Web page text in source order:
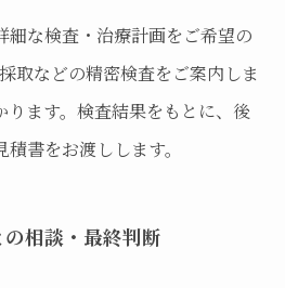
細な検査・治療計画をご希望の
取などの精密検査をご案内しま
ります。検査結果をもとに、後
書をお渡しします。
相談・最終判断